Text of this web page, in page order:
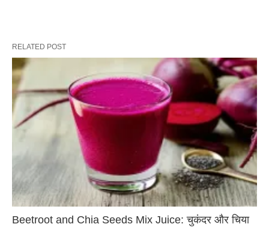
RELATED POST
Beetroot and Chia Seeds Mix Juice: चुकंदर और चिया